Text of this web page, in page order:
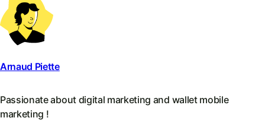
Arnaud Piette
Passionate about digital marketing and wallet mobile
marketing !